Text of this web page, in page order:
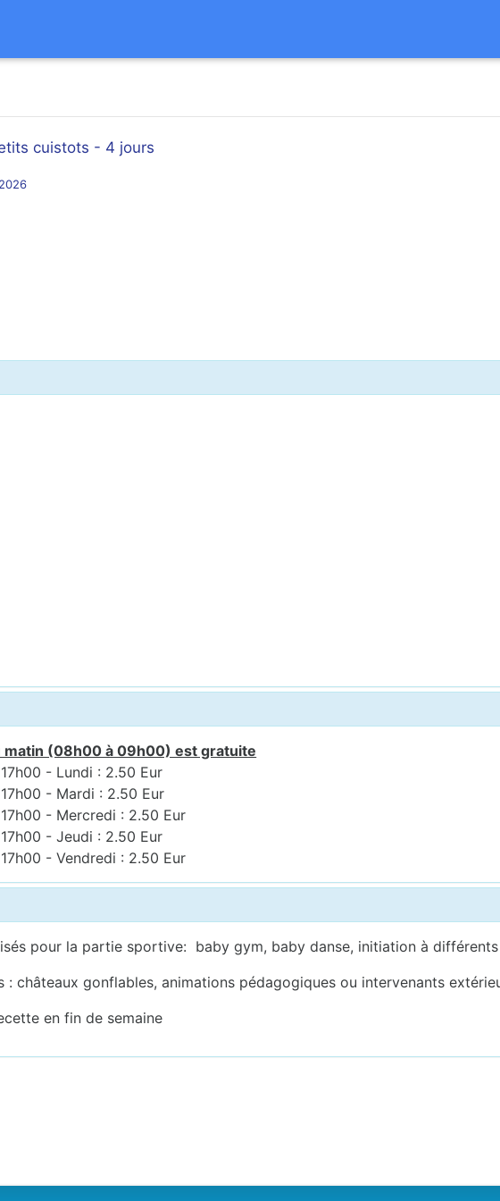
cuistots - 4 jours
matin (08h00 à 09h00) est gratuite
- Lundi : 2.50 Eur
- Mardi : 2.50 Eur
- Mercredi : 2.50 Eur
- Jeudi : 2.50 Eur
- Vendredi : 2.50 Eur
pour la partie sportive: baby gym, baby danse, initiation à
: châteaux gonflables, animations pédagogiques ou intervenants
en fin de semaine